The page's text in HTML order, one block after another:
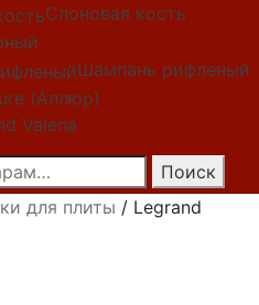
Слоновая кость
Шампань рифленый
(Аллюр)
Valena
Поиск
для плиты / Legrand